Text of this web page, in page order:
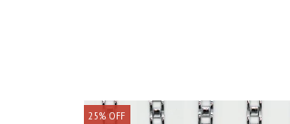
25% OFF